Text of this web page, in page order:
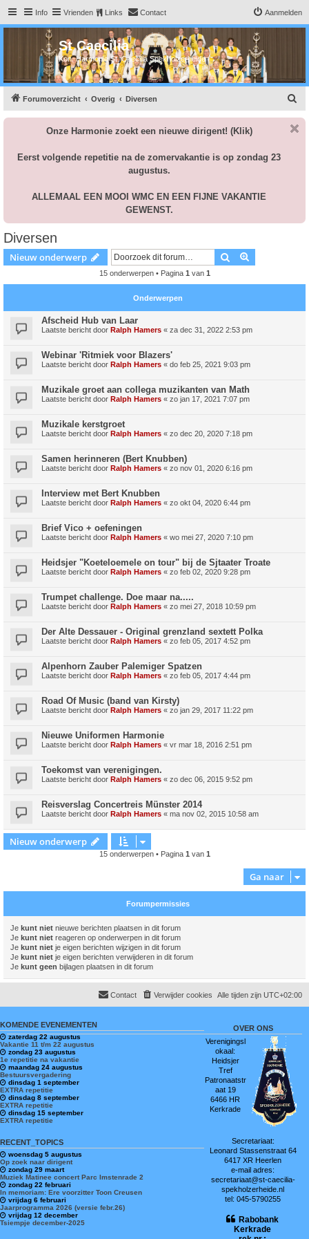
Info Vrienden Links Contact Aanmelden
St Caecilia
Kon. Harmonie St. Caecilia Spekholzerheide
Forumoverzicht Overig Diversen
e
Onze Harmonie zoekt een nieuwe dirigent! (Klik)
Eerst volgende repetitie na de zomervakantie is op zondag 23
augustus.
ALLEMAAL EEN MOOI WMC EN EEN FIJNE VAKANTIE
GEWENST.
Diversen
Nieuw onderwerp Zoek
15 onderwerpen • Pagina 1 van 1
Onderwerpen
Afscheid Hub van Laar
Laatste bericht door Ralph Hamers « za dec 31, 2022 2:53 pm
Webinar 'Ritmiek voor Blazers'
Laatste bericht door Ralph Hamers « do feb 25, 2021 9:03 pm
Muzikale groet aan collega muzikanten van Math
Laatste bericht door Ralph Hamers « zo jan 17, 2021 7:07 pm
Muzikale kerstgroet
Laatste bericht door Ralph Hamers « zo dec 20, 2020 7:18 pm
Samen herinneren (Bert Knubben)
Laatste bericht door Ralph Hamers « zo nov 01, 2020 6:16 pm
Interview met Bert Knubben
Laatste bericht door Ralph Hamers « zo okt 04, 2020 6:44 pm
Brief Vico + oefeningen
Laatste bericht door Ralph Hamers « wo mei 27, 2020 7:10 pm
Heidsjer "Koeteloemele on tour" bij de Sjtaater Troate
Laatste bericht door Ralph Hamers « zo feb 02, 2020 9:28 pm
Trumpet challenge. Doe maar na.....
Laatste bericht door Ralph Hamers « zo mei 27, 2018 10:59 pm
Der Alte Dessauer - Original grenzland sextett Polka
Laatste bericht door Ralph Hamers « zo feb 05, 2017 4:52 pm
Alpenhorn Zauber Palemiger Spatzen
Laatste bericht door Ralph Hamers « zo feb 05, 2017 4:44 pm
Road Of Music (band van Kirsty)
Laatste bericht door Ralph Hamers « zo jan 29, 2017 11:22 pm
Nieuwe Uniformen Harmonie
Laatste bericht door Ralph Hamers « vr mar 18, 2016 2:51 pm
Toekomst van verenigingen.
Laatste bericht door Ralph Hamers « zo dec 06, 2015 9:52 pm
Reisverslag Concertreis Münster 2014
Laatste bericht door Ralph Hamers « ma nov 02, 2015 10:58 am
Nieuw onderwerp
15 onderwerpen • Pagina 1 van 1
Ga naar
Forumpermissies
Je kunt niet nieuwe berichten plaatsen in dit forum
Je kunt niet reageren op onderwerpen in dit forum
Je kunt niet je eigen berichten wijzigen in dit forum
Je kunt niet je eigen berichten verwijderen in dit forum
Je kunt geen bijlagen plaatsen in dit forum
Alle tijden zijn UTC+02:00
Verwijder cookies
Contact
KOMENDE EVENEMENTEN
zaterdag 22 augustus
Vakantie 11 t/m 22 augustus
zondag 23 augustus
1e repetitie na vakantie
maandag 24 augustus
Bestuursvergadering
dinsdag 1 september
EXTRA repetitie
dinsdag 8 september
EXTRA repetitie
dinsdag 15 september
EXTRA repetitie
RECENT_TOPICS
woensdag 5 augustus
Op zoek naar dirigent
zondag 29 maart
Muziek Matinee concert Parc Imstenrade 2
zondag 22 februari
In memoriam: Ere voorzitter Toon Creusen
vrijdag 6 februari
Jaarprogramma 2026 (versie febr.26)
vrijdag 12 december
Tsiempje december-2025
OVER ONS
Verenigingsl
okaal:
Heidsjer
Tref
Patronaatstr
aat 19
6466 HR
Kerkrade
Secretariaat:
Leonard Stassenstraat 64
6417 XR Heerlen
e-mail adres:
secretariaat@st-caecilia-
spekholzerheide.nl
tel: 045-5790255
Rabobank
Kerkrade